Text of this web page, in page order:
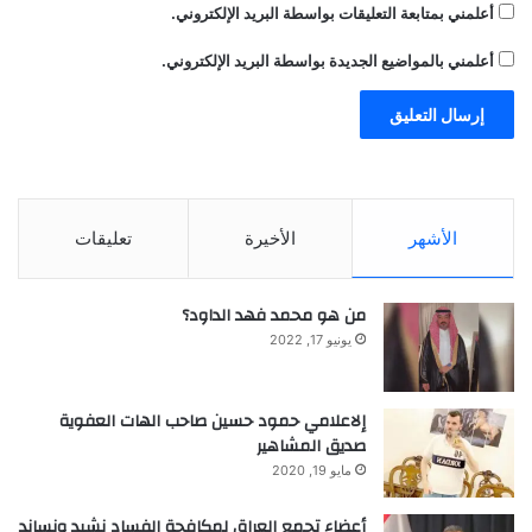
الأحيان لتوفير هذا المحتوى.
{“@context”:”http:\/\/schema.org”,”@type”
10T09:26:41+02:00″,”datePublished”:”2026-
10T09:26:41+02:00″,”dateModified”:”2026-
01-
10T09:27:40+02:00″,”headline”:”\u0627\u06
44\u0641\u0631\u0639\u0648\u0646
\u064a\u0645\u0646\u0639\u0646\u0627
\u0645\u0646
\u0627\u062f\u062e\u0627\u0644
أعلمني بمتابعة التعليقات بواسطة البريد الإلكتروني.
أعلمني بالمواضيع الجديدة بواسطة البريد الإلكتروني.
الأشهر الأخيرة تعليقات
من هو محمد فهد الداود؟
يونيو 17, 2022
إلاعلامي حمود حسين صاحب الهات العفوية
صديق المشاهير
مايو 19, 2020